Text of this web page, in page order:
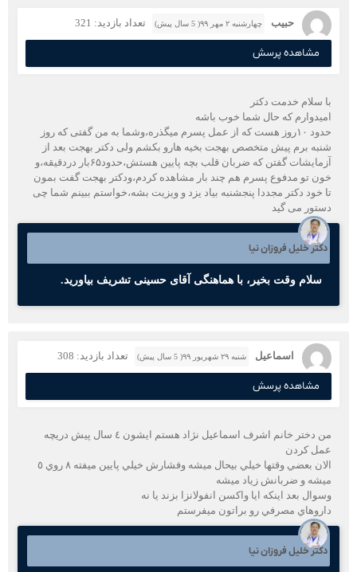
حبیب چهارشنبه ۲ مهر ۹۹( 5 سال پیش) تعداد بازدید: 321
مشاهده پرسش
با سلام خدمت دکتر
امیدوارم که حال شما خوب باشه
حدود ۱۰روز هست که از عمل پسرم میگذره،وشما به من گفتی که روز
شنبه برم پیش متخصص بهجت بخیه هارو بکشم ولی دکتر بهجت بعد از
آزمایشات گفتن که ضربان قلب بچه پایین هستش،حدود۶۵بار دردقیقه،و
خون تو مدفوع پسرم هم چند بار مشاهده کردم،ودکتر بهجت گفت بمون
تا خود دکتر مجددا پنجشنبه بیاد یزد و ویزیت بشه،خواستم ببینم شما چی
دستور می گید
دکتر خلیل فروزان نیا
سلام وقت بخیر، با هماهنگی آقای حسینی تشریف بیاورید.
اسماعيل شنبه ۲۹ شهریور ۹۹( 5 سال پیش) تعداد بازدید: 308
مشاهده پرسش
من دختر خانم اشرف اسماعيل نژاد هستم ايشون ٤ سال پيش دريچه
عمل كردن
الان بعضي وقتها خيلي بيحال ميشه وفشارش خيلي پايين ميفته ٨ روي ٥
ميشه و ضربانش زياد ميشه
وسوال بعد اينكه ايا واكسن انفولانزا بزند يا نه
داروهاي مصرفي رو براتون ميفرستم
دکتر خلیل فروزان نیا